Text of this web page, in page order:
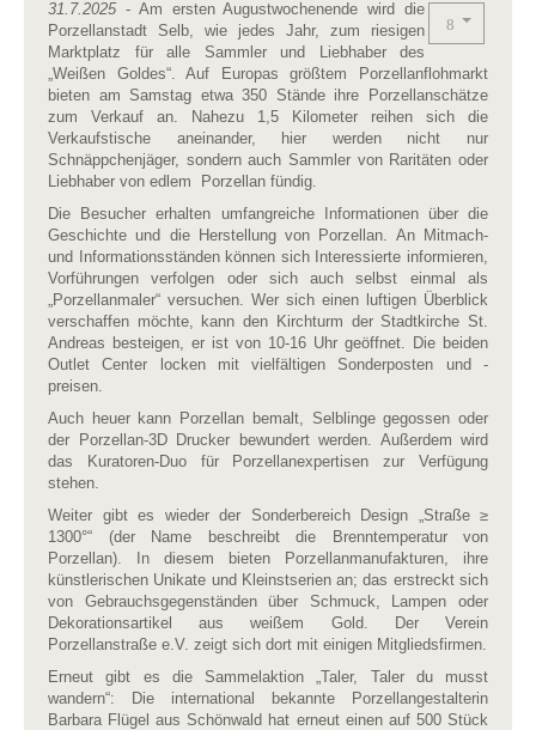
31.7.2025 - Am ersten Augustwochenende wird die
Porzellanstadt Selb, wie jedes Jahr, zum riesigen
Marktplatz für alle Sammler und Liebhaber des
„Weißen Goldes“. Auf Europas größtem Porzellanflohmarkt
bieten am Samstag etwa 350 Stände ihre Porzellanschätze
zum Verkauf an. Nahezu 1,5 Kilometer reihen sich die
Verkaufstische aneinander, hier werden nicht nur
Schnäppchenjäger, sondern auch Sammler von Raritäten oder
Liebhaber von edlem Porzellan fündig.
Die Besucher erhalten umfangreiche Informationen über die
Geschichte und die Herstellung von Porzellan. An Mitmach-
und Informationsständen können sich Interessierte informieren,
Vorführungen verfolgen oder sich auch selbst einmal als
„Porzellanmaler“ versuchen. Wer sich einen luftigen Überblick
verschaffen möchte, kann den Kirchturm der Stadtkirche St.
Andreas besteigen, er ist von 10-16 Uhr geöffnet. Die beiden
Outlet Center locken mit vielfältigen Sonderposten und -
preisen.
Auch heuer kann Porzellan bemalt, Selblinge gegossen oder
der Porzellan-3D Drucker bewundert werden. Außerdem wird
das Kuratoren-Duo für Porzellanexpertisen zur Verfügung
stehen.
Weiter gibt es wieder der Sonderbereich Design „Straße ≥
1300°“ (der Name beschreibt die Brenntemperatur von
Porzellan). In diesem bieten Porzellanmanufakturen, ihre
künstlerischen Unikate und Kleinstserien an; das erstreckt sich
von Gebrauchsgegenständen über Schmuck, Lampen oder
Dekorationsartikel aus weißem Gold. Der Verein
Porzellanstraße e.V. zeigt sich dort mit einigen Mitgliedsfirmen.
Erneut gibt es die Sammelaktion „Taler, Taler du musst
wandern“: Die international bekannte Porzellangestalterin
Barbara Flügel aus Schönwald hat erneut einen auf 500 Stück